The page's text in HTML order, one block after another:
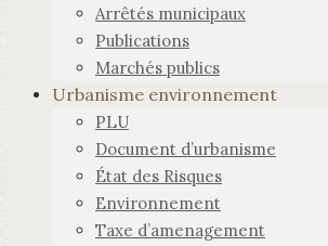
Arrêtés municipaux
Publications
Marchés publics
Urbanisme environnement
PLU
Document d’urbanisme
État des Risques
Environnement
Taxe d’amenagement